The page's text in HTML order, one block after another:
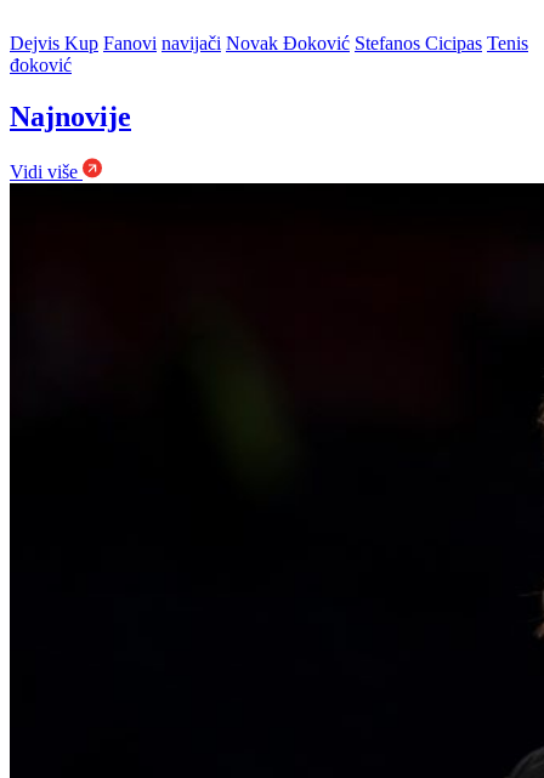
Dejvis Kup Fanovi navijači Novak Đoković Stefanos Cicipas Tenis
đoković
Najnovije
Vidi više